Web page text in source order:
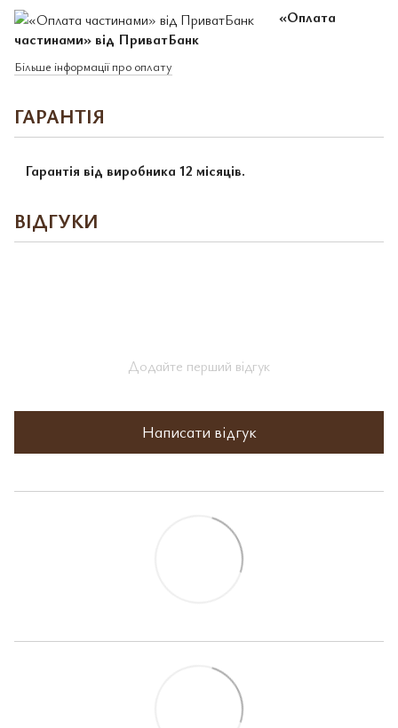
«Оплата
частинами» від ПриватБанк
Більше інформації про оплату
ГАРАНТІЯ
Гарантія від виробника 12 місяців.
ВІДГУКИ
Додайте перший відгук
Написати відгук